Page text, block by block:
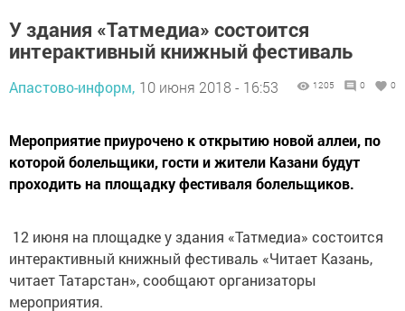
У здания «Татмедиа» состоится
интерактивный книжный фестиваль
Апастово-информ, 10 июня 2018 - 16:53 1205 0 0
Мероприятие приурочено к открытию новой аллеи, по
которой болельщики, гости и жители Казани будут
проходить на площадку фестиваля болельщиков.
12 июня на площадке у здания «Татмедиа» состоится
интерактивный книжный фестиваль «Читает Казань,
читает Татарстан», сообщают организаторы
мероприятия.